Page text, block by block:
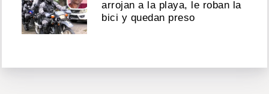
arrojan a la playa, le roban la
bici y quedan preso